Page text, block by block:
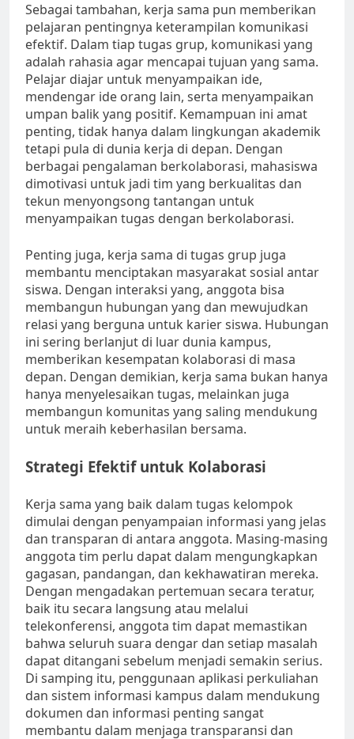
Sebagai tambahan, kerja sama pun memberikan
pelajaran pentingnya keterampilan komunikasi
efektif. Dalam tiap tugas grup, komunikasi yang
adalah rahasia agar mencapai tujuan yang sama.
Pelajar diajar untuk menyampaikan ide,
mendengar ide orang lain, serta menyampaikan
umpan balik yang positif. Kemampuan ini amat
penting, tidak hanya dalam lingkungan akademik
tetapi pula di dunia kerja di depan. Dengan
berbagai pengalaman berkolaborasi, mahasiswa
dimotivasi untuk jadi tim yang berkualitas dan
tekun menyongsong tantangan untuk
menyampaikan tugas dengan berkolaborasi.
Penting juga, kerja sama di tugas grup juga
membantu menciptakan masyarakat sosial antar
siswa. Dengan interaksi yang, anggota bisa
membangun hubungan yang dan mewujudkan
relasi yang berguna untuk karier siswa. Hubungan
ini sering berlanjut di luar dunia kampus,
memberikan kesempatan kolaborasi di masa
depan. Dengan demikian, kerja sama bukan hanya
hanya menyelesaikan tugas, melainkan juga
membangun komunitas yang saling mendukung
untuk meraih keberhasilan bersama.
Strategi Efektif untuk Kolaborasi
Kerja sama yang baik dalam tugas kelompok
dimulai dengan penyampaian informasi yang jelas
dan transparan di antara anggota. Masing-masing
anggota tim perlu dapat dalam mengungkapkan
gagasan, pandangan, dan kekhawatiran mereka.
Dengan mengadakan pertemuan secara teratur,
baik itu secara langsung atau melalui
telekonferensi, anggota tim dapat memastikan
bahwa seluruh suara dengar dan setiap masalah
dapat ditangani sebelum menjadi semakin serius.
Di samping itu, penggunaan aplikasi perkuliahan
dan sistem informasi kampus dalam mendukung
dokumen dan informasi penting sangat
membantu dalam menjaga transparansi dan